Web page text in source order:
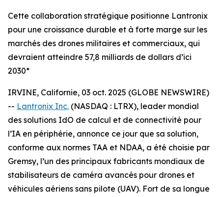
Cette collaboration stratégique positionne Lantronix
pour une croissance durable et à forte marge sur les
marchés des drones militaires et commerciaux, qui
devraient atteindre 57,8 milliards de dollars d’ici
2030*
IRVINE, Californie, 03 oct. 2025 (GLOBE NEWSWIRE)
-- Lantronix Inc. (NASDAQ : LTRX), leader mondial
des solutions IdO de calcul et de connectivité pour
l’IA en périphérie, annonce ce jour que sa solution,
conforme aux normes TAA et NDAA, a été choisie par
Gremsy, l’un des principaux fabricants mondiaux de
stabilisateurs de caméra avancés pour drones et
véhicules aériens sans pilote (UAV). Fort de sa longue